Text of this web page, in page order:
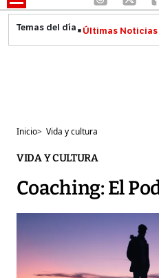
Últimas Noticias
Inicio> Vida y cultura
VIDA Y CULTURA
Coaching: El